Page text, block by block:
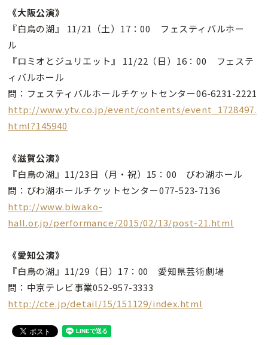
《大阪公演》
『白鳥の湖』 11/21（土）17：00 フェスティバルホー
ル
『ロミオとジュリエット』 11/22（日）16：00 フェステ
ィバルホール
問：フェスティバルホールチケットセンター06-6231-2221
http://www.ytv.co.jp/event/contents/event_1728497.
html?145940
《滋賀公演》
『白鳥の湖』11/23日（月・祝）15：00 びわ湖ホール
問：びわ湖ホールチケットセンター077-523-7136
http://www.biwako-
hall.or.jp/performance/2015/02/13/post-21.html
《愛知公演》
『白鳥の湖』11/29（日）17：00 愛知県芸術劇場
問：中京テレビ事業052-957-3333
http://cte.jp/detail/15/151129/index.html